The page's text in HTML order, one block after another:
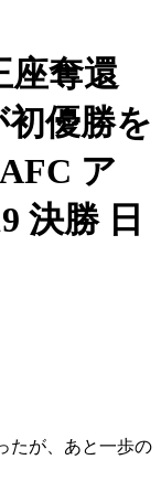
座奪還
優勝を
ア
決勝 日
たが、あと一歩の